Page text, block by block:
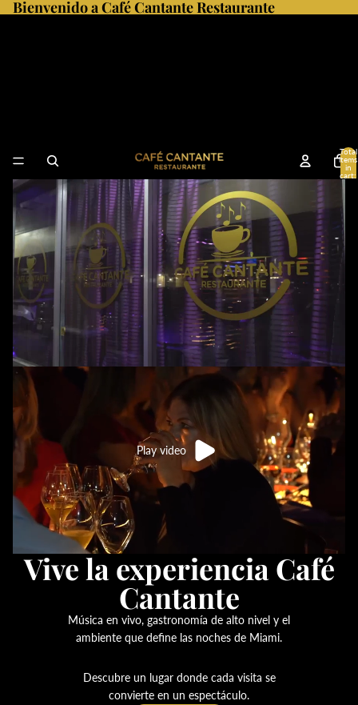
Bienvenido a Café Cantante Restaurante
Total
items
in
cart:
Play video
Vive la experiencia Café
Cantante
Música en vivo, gastronomía de alto nivel y el
ambiente que define las noches de Miami.
Descubre un lugar donde cada visita se
convierte en un espectáculo.